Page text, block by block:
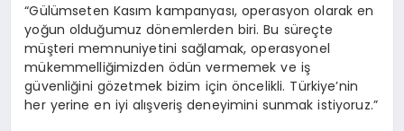
“Gülümseten Kasım kampanyası, operasyon olarak en
yoğun olduğumuz dönemlerden biri. Bu süreçte
müşteri memnuniyetini sağlamak, operasyonel
mükemmelliğimizden ödün vermemek ve iş
güvenliğini gözetmek bizim için öncelikli. Türkiye’nin
her yerine en iyi alışveriş deneyimini sunmak istiyoruz.”